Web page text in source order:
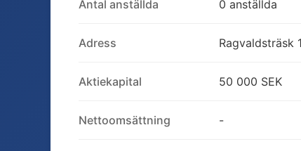
Antal anställda 0 anställda
Adress Ragvaldsträsk
Aktiekapital 50 000 SEK
Nettoomsättning -